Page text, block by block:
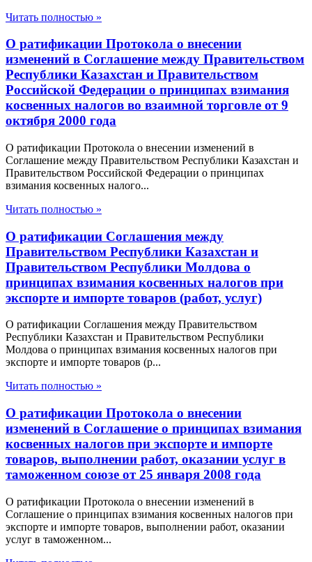
Читать полностью »
О ратификации Протокола о внесении
изменений в Соглашение между Правительством
Республики Казахстан и Правительством
Российской Федерации о принципах взимания
косвенных налогов во взаимной торговле от 9
октября 2000 года
О ратификации Протокола о внесении изменений в
Соглашение между Правительством Республики Казахстан и
Правительством Российской Федерации о принципах
взимания косвенных налого...
Читать полностью »
О ратификации Соглашения между
Правительством Республики Казахстан и
Правительством Республики Молдова о
принципах взимания косвенных налогов при
экспорте и импорте товаров (работ, услуг)
О ратификации Соглашения между Правительством
Республики Казахстан и Правительством Республики
Молдова о принципах взимания косвенных налогов при
экспорте и импорте товаров (р...
Читать полностью »
О ратификации Протокола о внесении
изменений в Соглашение о принципах взимания
косвенных налогов при экспорте и импорте
товаров, выполнении работ, оказании услуг в
таможенном союзе от 25 января 2008 года
О ратификации Протокола о внесении изменений в
Соглашение о принципах взимания косвенных налогов при
экспорте и импорте товаров, выполнении работ, оказании
услуг в таможенном...